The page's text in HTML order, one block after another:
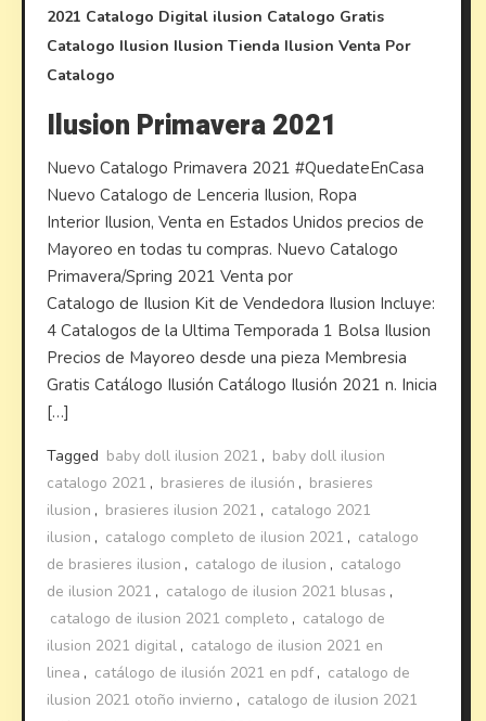
2021 Catalogo Digital ilusion Catalogo Gratis
Catalogo Ilusion Ilusion Tienda Ilusion Venta Por
Catalogo
Ilusion Primavera 2021
Nuevo Catalogo Primavera 2021 #QuedateEnCasa
Nuevo Catalogo de Lenceria Ilusion, Ropa
Interior Ilusion, Venta en Estados Unidos precios de
Mayoreo en todas tu compras. Nuevo Catalogo
Primavera/Spring 2021 Venta por
Catalogo de Ilusion Kit de Vendedora Ilusion Incluye:
4 Catalogos de la Ultima Temporada 1 Bolsa Ilusion
Precios de Mayoreo desde una pieza Membresia
Gratis Catálogo Ilusión Catálogo Ilusión 2021 n. Inicia
[…]
Tagged baby doll ilusion 2021 , baby doll ilusion
catalogo 2021 , brasieres de ilusión , brasieres
ilusion , brasieres ilusion 2021 , catalogo 2021
ilusion , catalogo completo de ilusion 2021 , catalogo
de brasieres ilusion , catalogo de ilusion , catalogo
de ilusion 2021 , catalogo de ilusion 2021 blusas ,
catalogo de ilusion 2021 completo , catalogo de
ilusion 2021 digital , catalogo de ilusion 2021 en
linea , catálogo de ilusión 2021 en pdf , catalogo de
ilusion 2021 otoño invierno , catalogo de ilusion 2021